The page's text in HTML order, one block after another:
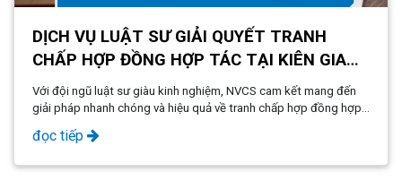
DỊCH VỤ LUẬT SƯ GIẢI QUYẾT TRANH
CHẤP HỢP ĐỒNG HỢP TÁC TẠI KIÊN GIANG
- PHÚ QUỐC
Với đội ngũ luật sư giàu kinh nghiệm, NVCS cam kết mang đến
giải pháp nhanh chóng và hiệu quả về tranh chấp hợp đồng hợp
tác, đặc biệt tại Kiên Giang - Phú Quốc
đọc tiếp